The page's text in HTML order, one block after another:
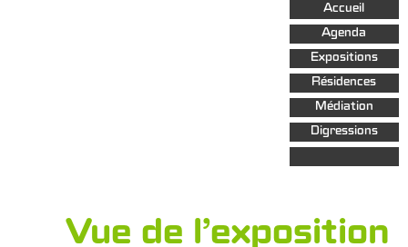
Aller au
contenu
principal
Accueil
Agenda
Expositions
Résidences
Médiation
Digressions
Vue de l’exposition